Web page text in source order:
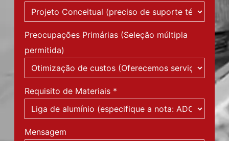
Preocupações Primárias (Seleção múltipla
permitida)
Requisito de Materiais *
Mensagem